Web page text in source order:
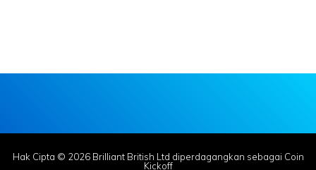
Hak Cipta © 2026 Brilliant British Ltd diperdagangkan sebagai Coin
Kickoff